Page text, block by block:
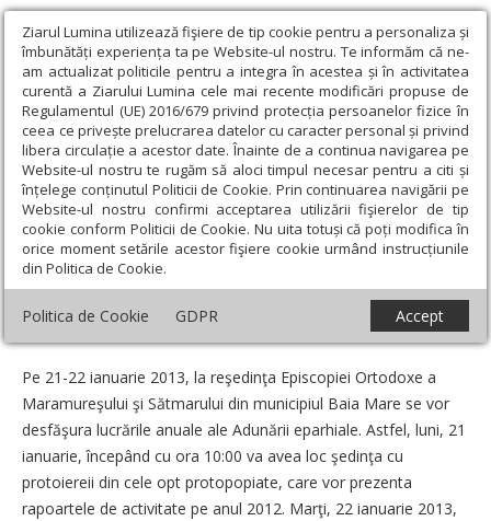
Ziarul Lumina utilizează fişiere de tip cookie pentru a personaliza și
îmbunătăți experiența ta pe Website-ul nostru. Te informăm că ne-
am actualizat politicile pentru a integra în acestea și în activitatea
curentă a Ziarului Lumina cele mai recente modificări propuse de
Regulamentul (UE) 2016/679 privind protecția persoanelor fizice în
ceea ce privește prelucrarea datelor cu caracter personal și privind
libera circulație a acestor date. Înainte de a continua navigarea pe
Website-ul nostru te rugăm să aloci timpul necesar pentru a citi și
înțelege conținutul Politicii de Cookie. Prin continuarea navigării pe
Website-ul nostru confirmi acceptarea utilizării fişierelor de tip
cookie conform Politicii de Cookie. Nu uita totuși că poți modifica în
orice moment setările acestor fişiere cookie urmând instrucțiunile
din Politica de Cookie.
Politica de Cookie GDPR Accept
Ziarul Lumina › Actualitate religioasă › Știri › Adunare eparhială
în Maramureş şi Sătmar
Adunare eparhială în Maramureş şi
Sătmar
Un articol de:Pr. Cristian ștefan
Pe 21-22 ianuarie 2013, la reşedinţa Episcopiei Ortodoxe a
Maramureşului şi Sătmarului din municipiul Baia Mare se vor
desfăşura lucrările anuale ale Adunării eparhiale. Astfel, luni, 21
ianuarie, începând cu ora 10:00 va avea loc şedinţa cu
protoiereii din cele opt protopopiate, care vor prezenta
rapoartele de activitate pe anul 2012. Marţi, 22 ianuarie 2013,